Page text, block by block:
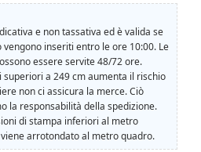
e non tassativa ed è valida se
inseriti entro le ore 10:00. Le
essere servite 48/72 ore.
superiori a 249 cm aumenta il rischio
non ci assicura la merce. Ciò
la responsabilità della spedizione.
di stampa inferiori al metro
arrotondato al metro quadro.